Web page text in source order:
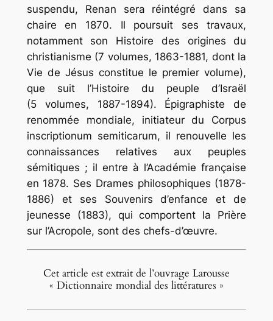
suspendu, Renan sera réintégré dans sa
chaire en 1870. Il poursuit ses travaux,
notamment son Histoire des origines du
christianisme (7 volumes, 1863-1881, dont la
Vie de Jésus constitue le premier volume),
que suit l’Histoire du peuple d’Israël
(5 volumes, 1887-1894). Épigraphiste de
renommée mondiale, initiateur du Corpus
inscriptionum semiticarum, il renouvelle les
connaissances relatives aux peuples
sémitiques ; il entre à l’Académie française
en 1878. Ses Drames philosophiques (1878-
1886) et ses Souvenirs d’enfance et de
jeunesse (1883), qui comportent la Prière
sur l’Acropole, sont des chefs-d’œuvre.
Cet article est extrait de l’ouvrage Larousse
« Dictionnaire mondial des littératures »